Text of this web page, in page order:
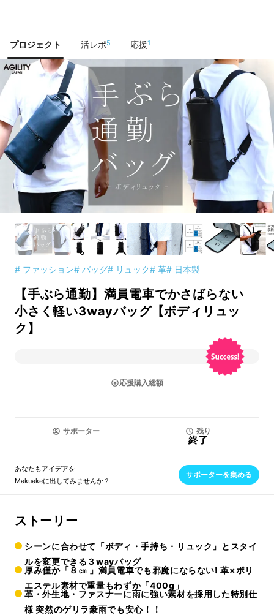
プロジェクト 活レポ5 応援1
# ファッション# バッグ# リュック# 革# 日本製
【手ぶら通勤】満員電車でかさばらない
小さく軽い3wayバッグ【ボディリュッ
ク】
応援購入総額
サポーター 残り
終了
あなたもアイデアを
Makuakeに出してみませんか？
サポーターを集める
ストーリー
シーンに合わせて「ボディ・手持ち・リュック」とスタイ
ルを変更できる３wayバッグ
厚み僅か「８㎝ 」満員電車でも邪魔にならない! 革×ポリ
エステル素材で重量もわずか「400g」
革・外生地・ファスナーに雨に強い素材を採用した特別仕
様 突然のゲリラ豪雨でも安心！！